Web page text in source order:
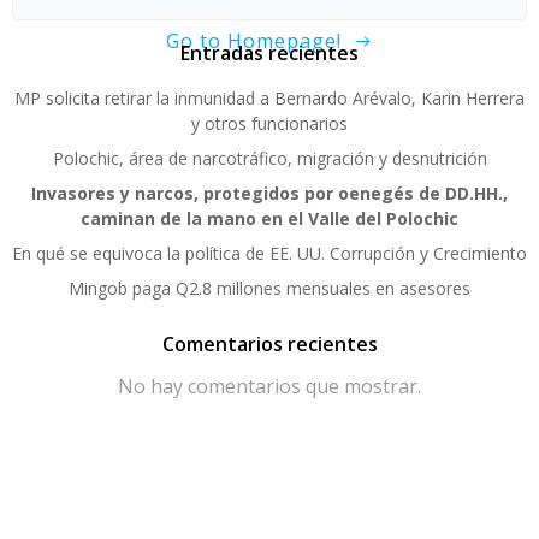
Go to Homepage!
Entradas recientes
MP solicita retirar la inmunidad a Bernardo Arévalo, Karin Herrera
y otros funcionarios
Polochic, área de narcotráfico, migración y desnutrición
Invasores y narcos, protegidos por oenegés de DD.HH.,
caminan de la mano en el Valle del Polochic
En qué se equivoca la política de EE. UU. Corrupción y Crecimiento
Mingob paga Q2.8 millones mensuales en asesores
Comentarios recientes
No hay comentarios que mostrar.